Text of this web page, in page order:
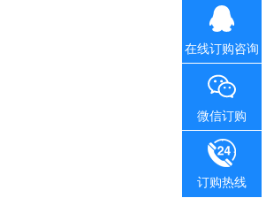
在线订购咨询
微信订购
订购热线